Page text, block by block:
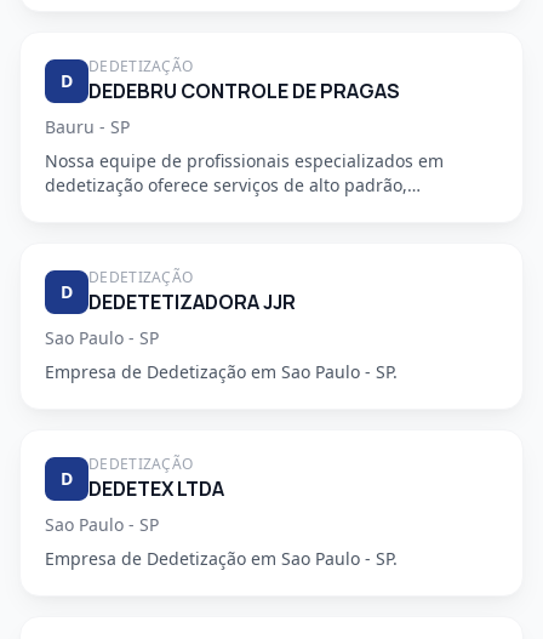
D
DEDETIZAÇÃO
DEDEBRU CONTROLE DE PRAGAS
Bauru - SP
Nossa equipe de profissionais especializados em
dedetização oferece serviços de alto padrão,
D
DEDETIZAÇÃO
DEDETETIZADORA JJR
Sao Paulo - SP
Empresa de Dedetização em Sao Paulo - SP.
D
DEDETIZAÇÃO
DEDETEX LTDA
Sao Paulo - SP
Empresa de Dedetização em Sao Paulo - SP.